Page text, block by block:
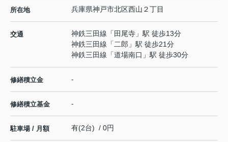
所在地 兵庫県神戸市北区西山 ２丁目
交通 神鉄三田線 「 田尾寺 」駅 徒歩13分
神鉄三田線 「 二郎 」駅 徒歩21分
神鉄三田線 「道場南口 」駅 徒歩30分
修繕積立金 -
修繕積立基金 -
駐車場 / 月額 有(2台) / 0円